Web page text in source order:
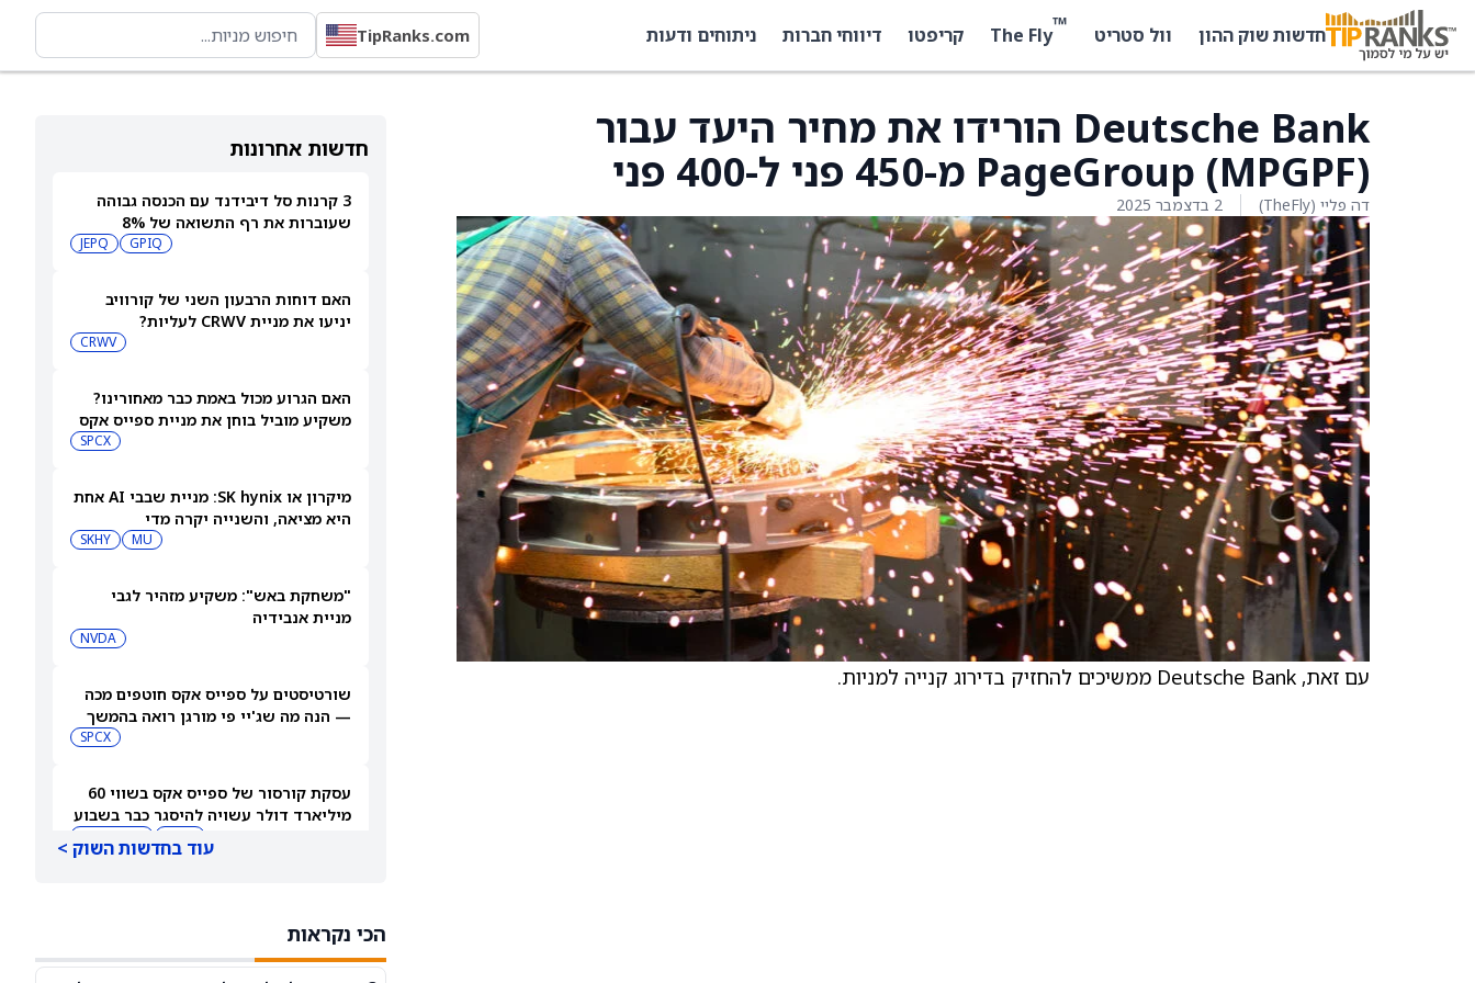
חדשות שוק ההון וול סטריט ™
The Fly קריפטו דיווחי חברות ניתוחים ודעות TipRanks.com
חדשות אחרונות
3 קרנות סל דיבידנד עם הכנסה גבוהה
שעוברות את רף התשואה של 8%
GPIQ
JEPQ
האם דוחות הרבעון השני של קורוויב
יניעו את מניית CRWV לעליות?
CRWV
האם הגרוע מכול באמת כבר מאחורינו?
משקיע מוביל בוחן את מניית ספייס אקס
SPCX
מיקרון או SK hynix: מניית שבבי AI אחת
היא מציאה, והשנייה יקרה מדי
MU
SKHY
"משחקת באש": משקיע מזהיר לגבי
מניית אנבידיה
NVDA
שורטיסטים על ספייס אקס חוטפים מכה
— הנה מה שג'יי פי מורגן רואה בהמשך
SPCX
עסקת קורסור של ספייס אקס בשווי 60
מיליארד דולר עשויה להיסגר כבר בשבוע
לטסלה
עוד בחדשות השוק >
הכי נקראות
Deutsche Bank הורידו את מחיר היעד עבור
PageGroup (MPGPF) מ-450 פני ל-400 פני
דה פליי (TheFly) 2 בדצמבר 2025
עם זאת, Deutsche Bank ממשיכים להחזיק בדירוג קנייה למניות.